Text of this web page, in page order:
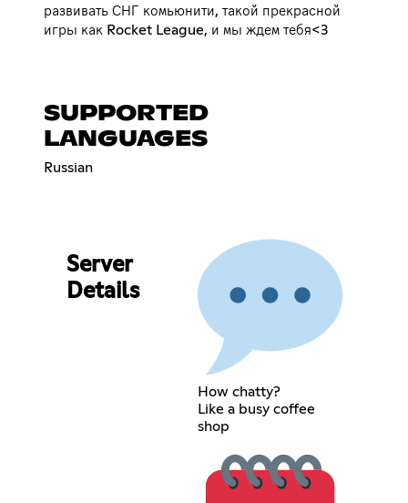
развивать СНГ комьюнити, такой прекрасной
игры как Rocket League, и мы ждем тебя<3
SUPPORTED
LANGUAGES
Russian
Server
Details
How chatty?
Like a busy coffee
shop